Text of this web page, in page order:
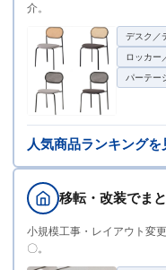
介。
デスク／
ロッカー
パーテー
人気商品ランキングを
移転・改装でま
小規模工事・レイアウト変
〇。